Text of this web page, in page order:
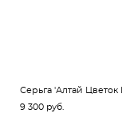
Серьга 'Алтай
9 300 pуб.